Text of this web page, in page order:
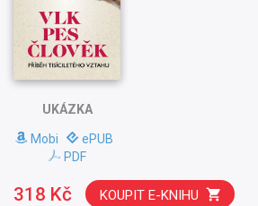
UKÁZKA
Mobi
ePUB
PDF
318 Kč KOUPIT E-KNIHU